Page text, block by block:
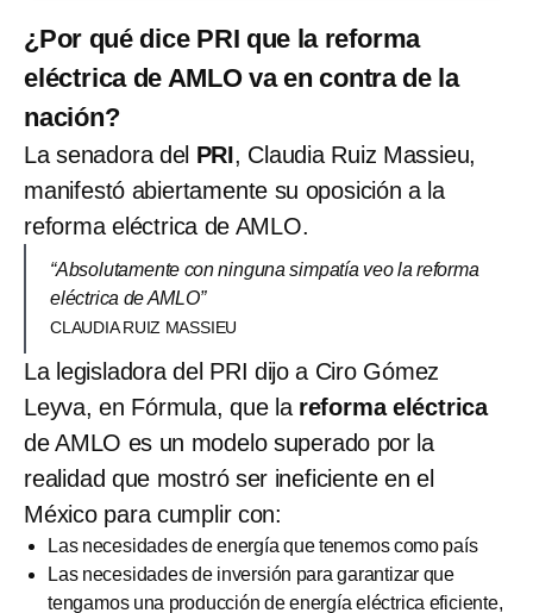
¿Por qué dice PRI que la reforma
eléctrica de AMLO va en contra de la
nación?
La senadora del PRI, Claudia Ruiz Massieu,
manifestó abiertamente su oposición a la
reforma eléctrica de AMLO.
“Absolutamente con ninguna simpatía veo la reforma
eléctrica de AMLO”
CLAUDIA RUIZ MASSIEU
La legisladora del PRI dijo a Ciro Gómez
Leyva, en Fórmula, que la reforma eléctrica
de AMLO es un modelo superado por la
realidad que mostró ser ineficiente en el
México para cumplir con:
Las necesidades de energía que tenemos como país
Las necesidades de inversión para garantizar que
tengamos una producción de energía eléctrica eficiente,